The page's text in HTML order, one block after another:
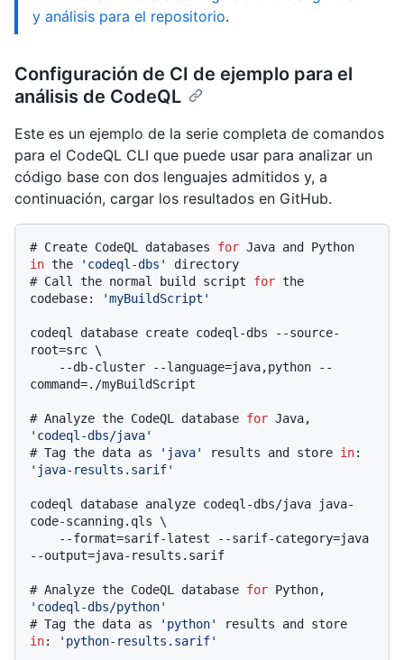
y análisis para el repositorio.
Configuración de CI de ejemplo para el
análisis de CodeQL
Este es un ejemplo de la serie completa de comandos
para el CodeQL CLI que puede usar para analizar un
código base con dos lenguajes admitidos y, a
continuación, cargar los resultados en GitHub.
# Create CodeQL databases for
in the 'codeql-dbs'
directory
# Call the normal build script for the
codebase:
'myBuildScript'
codeql database create codeql-dbs --source-
root=src \
# Analyze the CodeQL database for
'codeql-dbs/java'
# Tag the data as 'java' results and store in
'java-results.sarif'
codeql database analyze codeql-dbs/java java-
code-scanning.qls \
# Analyze the CodeQL database for
'codeql-dbs/python'
# Tag the data as 'python'
in: 'python-results.sarif'